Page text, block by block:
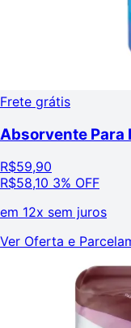
Frete grátis
Absorvente
R$59,90
R$58,10 3% OFF
em 12x sem juros
Ver Oferta e